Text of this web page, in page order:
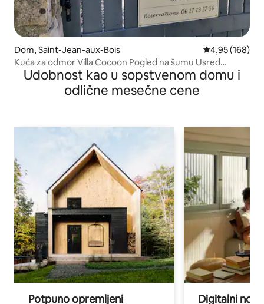
Dom, Saint-Jean-aux-Bois Prosečna
4,95 (168)
Kuća za odmor Villa Cocoon Pogled na šumu Usred
prirode
Udobnost kao u sopstvenom domu i
odlične mesečne cene
Potpuno opremljeni Digitalni